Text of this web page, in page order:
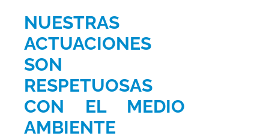
NUESTRAS
ACTUACIONES
SON
RESPETUOSAS
CON EL MEDIO
AMBIENTE